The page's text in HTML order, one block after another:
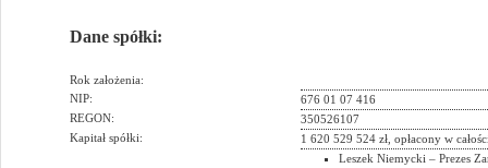
Dane spółki:
Rok założenia:
NIP:
676 01 07 416
REGON:
350526107
Kapitał spółki:
1 620 529 524 zł, opłacony w
Leszek Niemycki – Prezes